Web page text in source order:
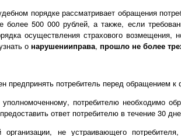
порядке рассматривает обращения
500 000 рублей, а также, если
осуществления страхового возмещения,
о нарушенииправа, прошло не более
предпринять потребитель перед обращением
потребителю необходимо
ответ потребителю в течение 30
не устраивающего